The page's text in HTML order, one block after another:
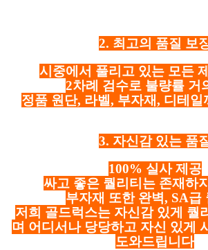
2. 최고의 품질 보
시중에서 풀리고 있는 모든
2차례 검수로 불량률 거
정품 원단, 라벨, 부자재, 디테일
3. 자신감 있는 품
100% 실사 제공
싸고 좋은 퀄리티는 존재하
부자재 또한 완벽, SA급
저희 골드럭스는 자신감 있게 퀄
며 어디서나 당당하고 자신 있게
도와드립니다